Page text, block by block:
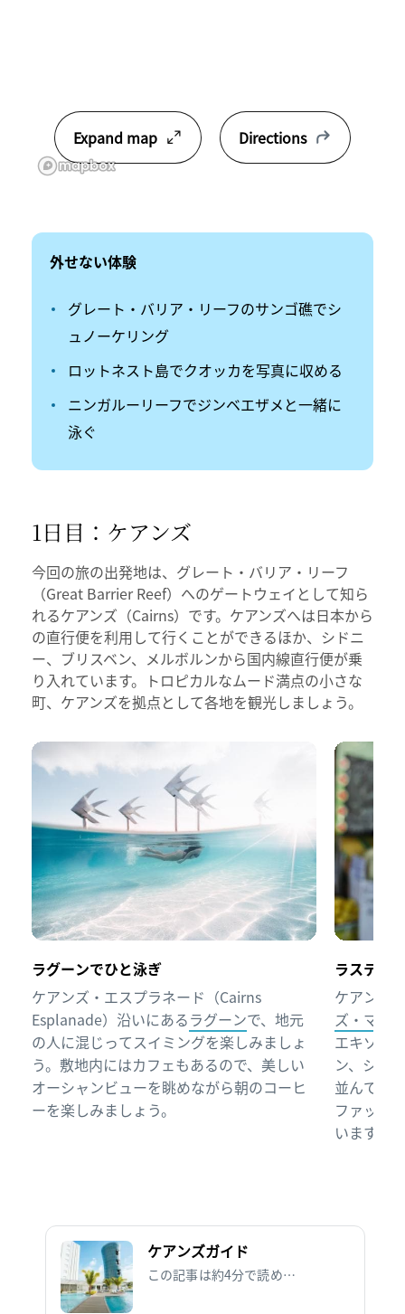
Expand map Directions
外せない​体験
グレート・バリア・リーフのサンゴ礁でシ
ュノーケリング
ロットネスト島でクオッカを写真に収める
ニンガルーリーフでジンベエザメと一緒に
泳ぐ
1日目：ケアンズ
今回の旅の出発地は、グレート・バリア・リーフ
（Great Barrier Reef）へのゲートウェイとして知ら
れるケアンズ（Cairns）です。ケアンズへは日本から
の直行便を利用して行くことができるほか、シドニ
ー、ブリスベン、メルボルンから国内線直行便が乗
り入れています。トロピカルなムード満点の小さな
町、ケアンズを拠点として各地を観光しましょう。
ラグーンでひと泳ぎ
ケアンズ・エスプラネード（Cairns
Esplanade）沿いにあるラグーンで、地元
の人に混じってスイミングを楽しみましょ
う。敷地内にはカフェもあるので、美しい
オーシャンビューを眺めながら朝のコーヒ
ーを楽しみましょう。
ラスティ
ケアンズ
ズ・マー
エキゾチ
ン、シー
並んでい
ファッシ
います。
ケアンズガイド
この記事は約4分で読めます